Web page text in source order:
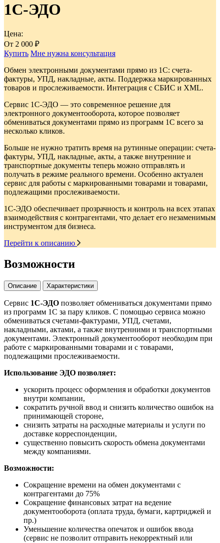
1С-ЭДО
Цена:
От 2 000 ₽
Купить Мне нужна консультация
Обмен электронными документами прямо из 1С: счета-
фактуры, УПД, накладные, акты. Поддержка маркированных
товаров и прослеживаемости. Интеграция с СБИС и XML.
Сервис 1С-ЭДО — это современное решение для
электронного документооборота, которое позволяет
обмениваться документами прямо из программ 1С всего за
несколько кликов.
Больше не нужно тратить время на рутинные операции: счета-
фактуры, УПД, накладные, акты, а также внутренние и
транспортные документы теперь можно отправлять и
получать в режиме реального времени. Особенно актуален
сервис для работы с маркированными товарами и товарами,
подлежащими прослеживаемости.
1С-ЭДО обеспечивает прозрачность и контроль на всех этапах
взаимодействия с контрагентами, что делает его незаменимым
инструментом для бизнеса.
Перейти к описанию
Возможности
Описание Характеристики
Сервис 1С-ЭДО позволяет обмениваться документами прямо
из программ 1С за пару кликов. С помощью сервиса можно
обмениваться счетами-фактурами, УПД, счетами,
накладными, актами, а также внутренними и транспортными
документами. Электронный документооборот необходим при
работе с маркированными товарами и с товарами,
подлежащими прослеживаемости.
Использование ЭДО позволяет:
ускорить процесс оформления и обработки документов
внутри компании,
сократить ручной ввод и снизить количество ошибок на
принимающей стороне,
снизить затраты на расходные материалы и услуги по
доставке корреспонденции,
существенно повысить скорость обмена документами
между компаниями.
Возможности:
Сокращение времени на обмен документами с
контрагентами до 75%
Сокращение финансовых затрат на ведение
документооборота (оплата труда, бумаги, картриджей и
пр.)
Уменьшение количества опечаток и ошибок ввода
(сервис не позволит отправить некорректный или